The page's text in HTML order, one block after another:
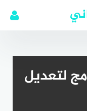
برنامج لتعديل